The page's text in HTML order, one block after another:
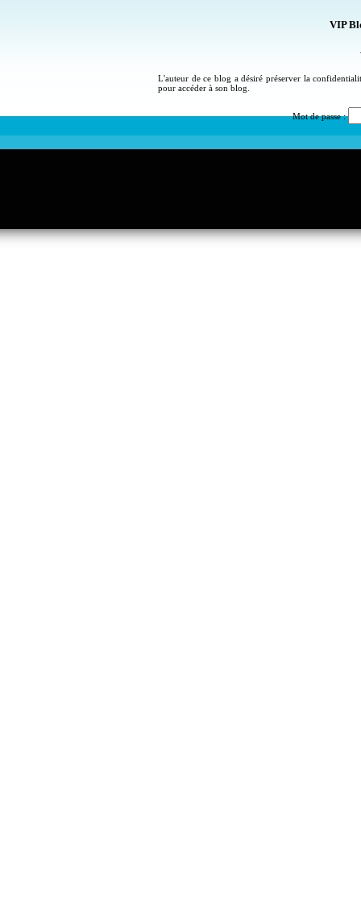
VIP
L'auteur de ce blog a désiré préserver la
pour accéder à son blog.
Mot de passe :